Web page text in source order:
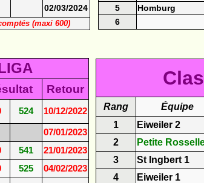
Retour
524 10/12/2022
07/01/2023
541
21/01/2023
525 04/02/2023
Rang Équipe
1 Eiweiler 2
2
Petite
3
St Ingbert 1
4
Eiweiler 1
5
Homburg
6
02/03/2024
(maxi 600)